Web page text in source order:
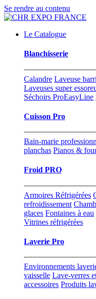
Se rendre au contenu
Le Catalogue
Blanchisserie
Calandre Laveuse
Laveuses super
Séchoirs ProEasyLine
Cuisson Pro
Bain-marie
planchas Pianos &
Froid PRO
Armoires Réfrigérées
refroidissement
glaces Fontaines à eau
Vitrines réfrigérées
Laverie Pro
Environnements
vaisselle Lave-verres
accessoires Produits